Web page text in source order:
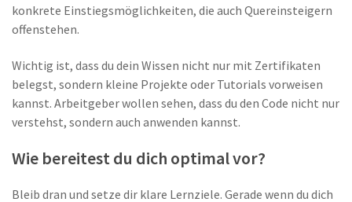
konkrete Einstiegsmöglichkeiten, die auch Quereinsteigern
offenstehen.
Wichtig ist, dass du dein Wissen nicht nur mit Zertifikaten
belegst, sondern kleine Projekte oder Tutorials vorweisen
kannst. Arbeitgeber wollen sehen, dass du den Code nicht nur
verstehst, sondern auch anwenden kannst.
Wie bereitest du dich optimal vor?
Bleib dran und setze dir klare Lernziele. Gerade wenn du dich